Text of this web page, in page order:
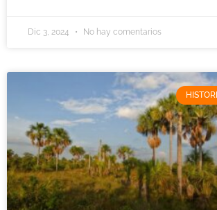
Dic 3, 2024 No hay comentarios